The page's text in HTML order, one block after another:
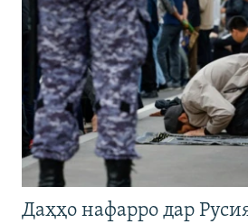
Даҳҳо нафарро дар